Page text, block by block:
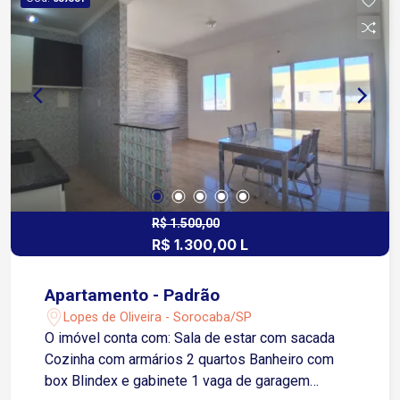
com opções de lazer para toda a família: Piscina
adulto Piscina infantil Salão de festas
Playground Espaço Pet
R$ 1.500,00
R$ 1.300,00 L
Apartamento - Padrão
Lopes de Oliveira - Sorocaba/SP
O imóvel conta com: Sala de estar com sacada
Cozinha com armários 2 quartos Banheiro com
box Blindex e gabinete 1 vaga de garagem